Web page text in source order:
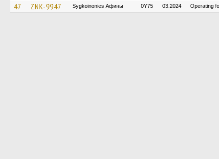
47 ZNK-9947 Sygkoinonies Афины 0Y75 03.2024 Operating